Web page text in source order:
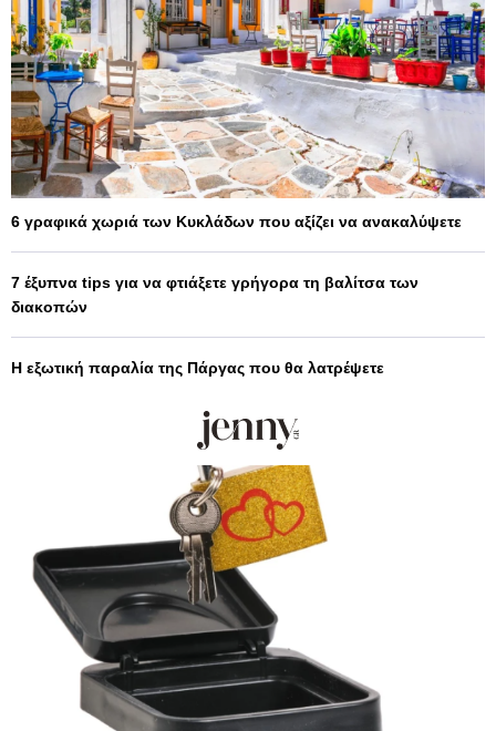
6 γραφικά χωριά των Κυκλάδων που αξίζει να ανακαλύψετε
7 έξυπνα tips για να φτιάξετε γρήγορα τη βαλίτσα των
διακοπών
Η εξωτική παραλία της Πάργας που θα λατρέψετε